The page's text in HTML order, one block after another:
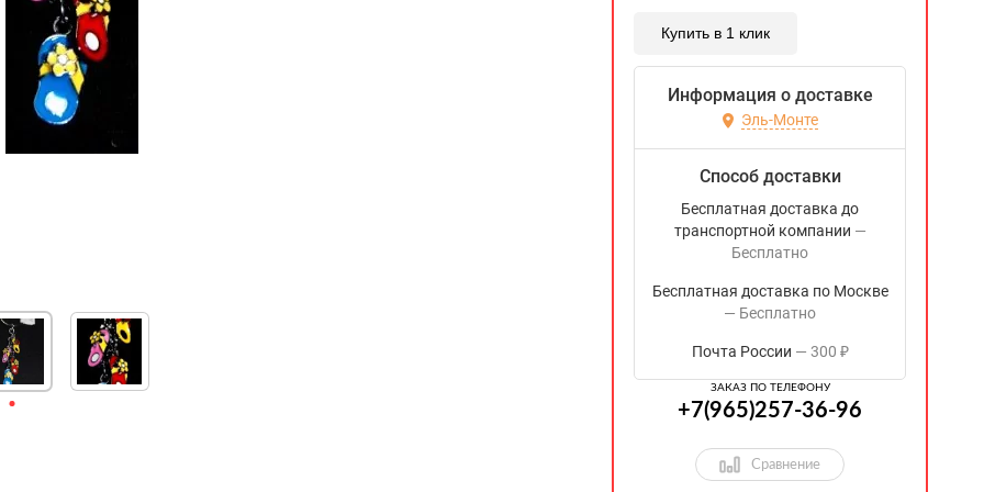
Купить в 1 клик
Информация о доставке
Эль-Монте
Способ доставки
Бесплатная доставка до
транспортной компании
Бесплатно
Бесплатная доставка по Москве
Бесплатно
Почта России 300 ₽
ЗАКАЗ ПО ТЕЛЕФОНУ
+7(965)257-36-96
Сравнение